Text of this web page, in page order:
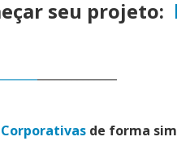
seu projeto:
Corporativas de forma